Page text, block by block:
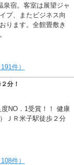
泉宿。客室は展望ジャ
プ、またビジネス向
ります。全館畳敷き
件）
分！
NO．1受賞！！ 健康
ＪＲ米子駅徒歩２分
件）